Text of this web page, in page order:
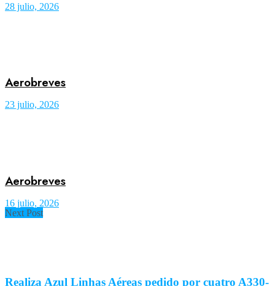
28 julio, 2026
Aerobreves
23 julio, 2026
Aerobreves
16 julio, 2026
Next Post
Realiza Azul Linhas Aéreas pedido por cuatro A330-